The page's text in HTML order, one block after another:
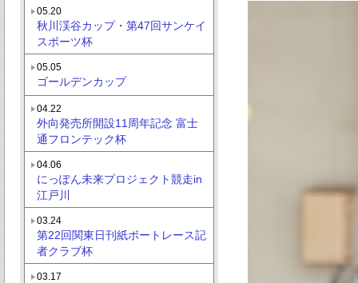
05.20
秋川渓谷カップ・第47回サンケイ
スポーツ杯
05.05
ゴールデンカップ
04.22
外向発売所開設11周年記念 富士
通フロンテック杯
04.06
にっぽん未来プロジェクト競走in
江戸川
03.24
第22回関東日刊紙ボートレース記
者クラブ杯
03.17